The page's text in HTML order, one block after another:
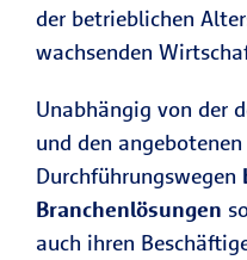
der betrieblichen
wachsenden
Unabhängig von der
und den angebotenen
Durchführungswegen
Branchenlösungen
auch ihren